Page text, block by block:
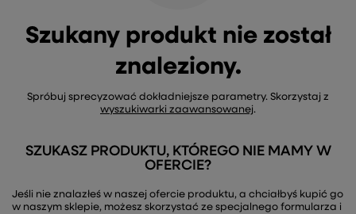
Szukany produkt nie został
znaleziony.
Spróbuj sprecyzować dokładniejsze parametry. Skorzystaj z
wyszukiwarki zaawansowanej.
SZUKASZ PRODUKTU, KTÓREGO NIE MAMY W
OFERCIE?
Jeśli nie znalazłeś w naszej ofercie produktu, a chciałbyś kupić go
w naszym sklepie, możesz skorzystać ze specjalnego formularza i